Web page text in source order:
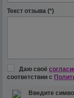
Текст отзыва (*)
Даю своё
соответствии с
Введите